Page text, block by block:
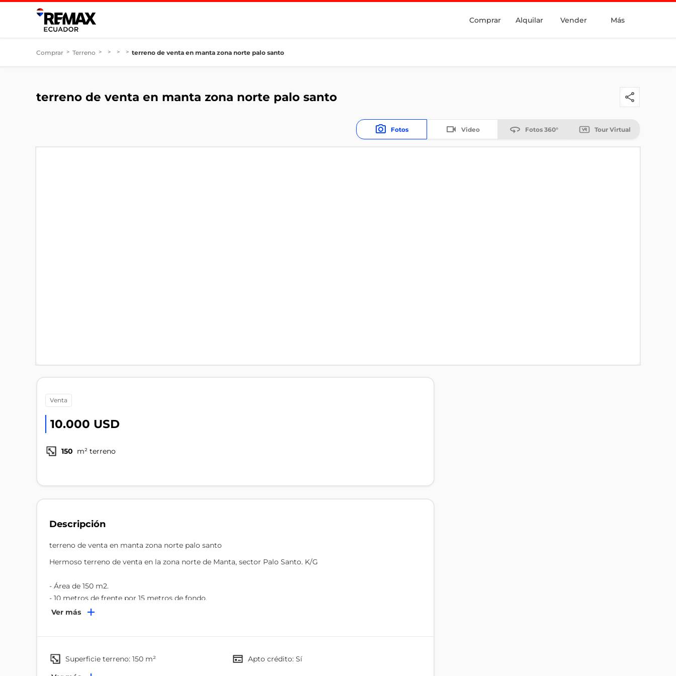
Comprar Alquilar Vender Más
Comprar > Terreno > > > > terreno de venta en manta zona norte palo santo
terreno de venta en manta zona norte palo santo
Fotos Video Fotos 360° Tour Virtual
venta
10.000 USD
150 m² terreno
Descripción
terreno de venta en manta zona norte palo santo
Hermoso terreno de venta en la zona norte de Manta, sector Palo Santo. K/G
- Área de 150 m2.
- 10 metros de frente por 15 metros de fondo.
- Superficie plana.
consultorios y demás negocios. K/G
Ver más
superficie terreno: 150 m² Apto crédito: Sí